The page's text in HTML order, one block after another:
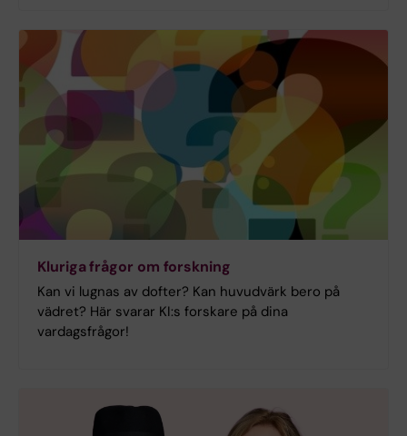
Kluriga frågor om forskning
Kan vi lugnas av dofter? Kan huvudvärk bero på
vädret? Här svarar KI:s forskare på dina
vardagsfrågor!